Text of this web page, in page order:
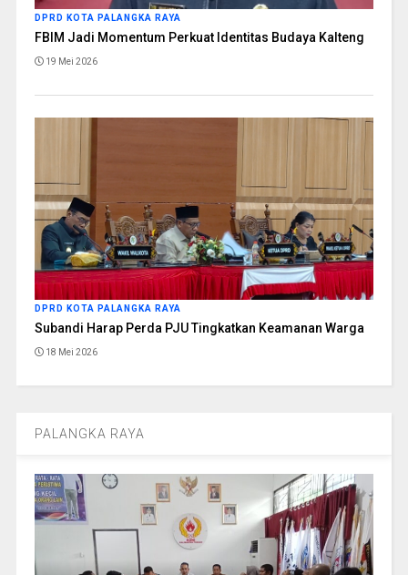
DPRD KOTA PALANGKA RAYA
FBIM Jadi Momentum Perkuat Identitas Budaya Kalteng
19 Mei 2026
DPRD KOTA PALANGKA RAYA
Subandi Harap Perda PJU Tingkatkan Keamanan Warga
18 Mei 2026
PALANGKA RAYA